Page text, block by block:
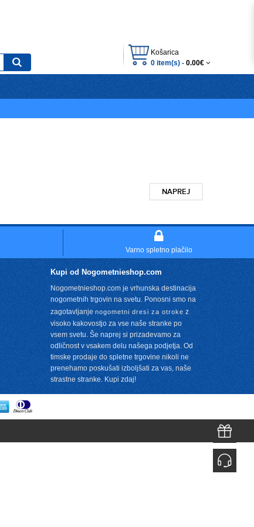
Košarica
0 item(s) - 0.00€
NAPREJ
Varno spletno plačilo
Kupi od Nogometnieshop.com
Nogometnieshop.com je vrhunska destinacija
nogometnih trgovin na svetu. Ponosni smo na
zagotavljanje nogometni dresi za otroke z
visoko kakovostjo za vse naše stranke po
vsem svetu. Še naprej si prizadevamo za
odličnost v vsakem delu našega podjetja. Od
timske prodaje do spletne trgovine nikoli ne
prenehamo poskušati izboljšati za vas, naše
strastne stranke. Kupi zdaj!